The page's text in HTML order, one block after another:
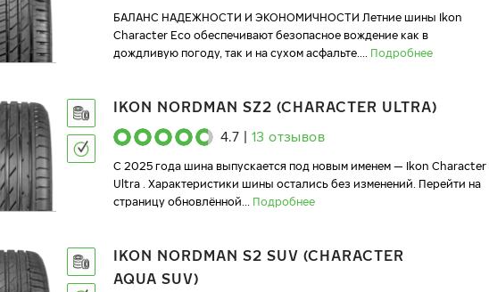
БАЛАНС НАДЕЖНОСТИ И ЭКОНОМИЧНОСТИ Летние шины Ikon
Character Eco обеспечивают безопасное вождение как в
дождливую погоду, так и на сухом асфальте.... Подробнее
IKON NORDMAN SZ2 (CHARACTER ULTRA)
4.7 13 отзывов
C 2025 года шина выпускается под новым именем — Ikon Character
Ultra . Характеристики шины остались без изменений. Перейти на
страницу обновлённой... Подробнее
IKON NORDMAN S2 SUV (CHARACTER
AQUA SUV)